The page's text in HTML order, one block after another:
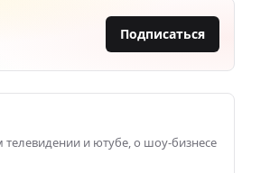
Подписаться
и ютубе, о шоу-бизнесе